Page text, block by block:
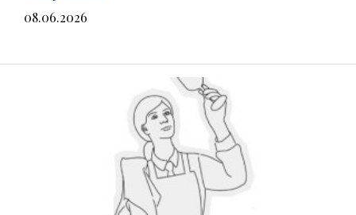
08.06.2026